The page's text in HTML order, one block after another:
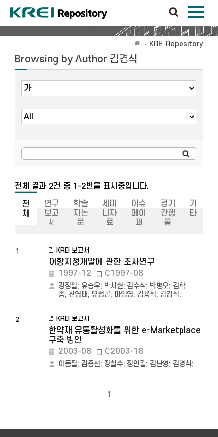
KREI Repository
Browsing by Author 김경식
전체 결과 2건 중 1-2번을 표시중입니다.
전
체
연구
보고
서
학술
지논
문
세미
나자
료
이슈
페이
퍼
정기
간행
물
기
타
1 KREI 보고서
어항지정개발에 관한 조사연구
1997-12 C1997-08
강정일; 유승우; 박시현; 김수석; 박병오; 김학
종; 신영태; 유정곤; 마임영; 김용식; 김경식;
2 KREI 보고서
한약재 유통활성화를 위한 e-Marketplace
구축 방안
2003-08 C2003-18
이동필; 김종선; 장철수; 정인걸; 김난영; 김경식;
1